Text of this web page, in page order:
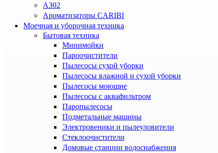
A302
Ароматизаторы CARIBI
Моечная и уборочная техника
Бытовая техника
Минимойки
Пароочистители
Пылесосы сухой уборки
Пылесосы влажной и сухой уборки
Пылесосы моющие
Пылесосы с аквафильтром
Паропылесосы
Подметальные машины
Электровеники и пылеуловители
Стеклоочистители
Домовые станции водоснабжения